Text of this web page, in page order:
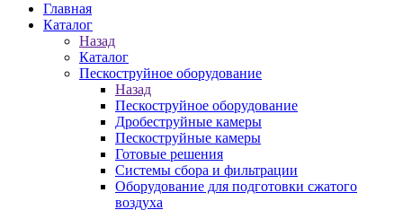
Главная
Каталог
Назад
Каталог
Пескоструйное оборудование
Назад
Пескоструйное оборудование
Дробеструйные камеры
Пескоструйные камеры
Готовые решения
Системы сбора и фильтрации
Оборудование для подготовки сжатого
воздуха